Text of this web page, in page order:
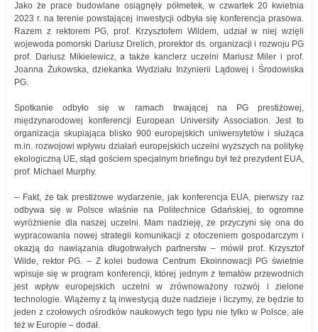
Jako że prace budowlane osiągnęły półmetek, w czwartek 20 kwietnia
2023 r. na terenie powstającej inwestycji odbyła się konferencja prasowa.
Razem z rektorem PG, prof. Krzysztofem Wildem, udział w niej wzięli
wojewoda pomorski Dariusz Drelich, prorektor ds. organizacji i rozwoju PG
prof. Dariusz Mikielewicz, a także kanclerz uczelni Mariusz Miler i prof.
Joanna Żukowska, dziekanka Wydziału Inżynierii Lądowej i Środowiska
PG.
Spotkanie odbyło się w ramach trwającej na PG prestiżowej,
międzynarodowej konferencji European University Association. Jest to
organizacja skupiająca blisko 900 europejskich uniwersytetów i służąca
m.in. rozwojowi wpływu działań europejskich uczelni wyższych na politykę
ekologiczną UE, stąd gościem specjalnym briefingu był też prezydent EUA,
prof. Michael Murphy.
– Fakt, że tak prestiżowe wydarzenie, jak konferencja EUA, pierwszy raz
odbywa się w Polsce właśnie na Politechnice Gdańskiej, to ogromne
wyróżnienie dla naszej uczelni. Mam nadzieję, że przyczyni się ona do
wypracowania nowej strategii komunikacji z otoczeniem gospodarczym i
okazją do nawiązania długotrwałych partnerstw – mówił prof. Krzysztof
Wilde, rektor PG. – Z kolei budowa Centrum Ekoinnowacji PG świetnie
wpisuje się w program konferencji, której jednym z tematów przewodnich
jest wpływ europejskich uczelni w zrównoważony rozwój i zielone
technologie. Wiążemy z tą inwestycją duże nadzieje i liczymy, że będzie to
jeden z czołowych ośrodków naukowych tego typu nie tylko w Polsce, ale
też w Europie – dodał.